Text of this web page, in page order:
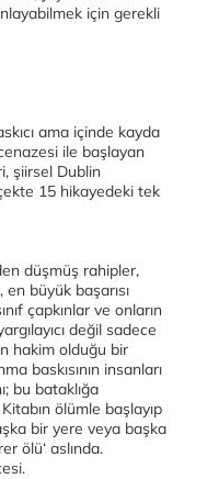
için gerekli
ama içinde kayda
ile başlayan
şiirsel Dublin
15 hikayedeki tek
düşmüş rahipler,
büyük başarısı
çapkınlar ve onların
değil sadece
hakim olduğu bir
baskısının insanları
bu bataklığa
ölümle başlayıp
bir yere veya başka
ölü‘ aslında.